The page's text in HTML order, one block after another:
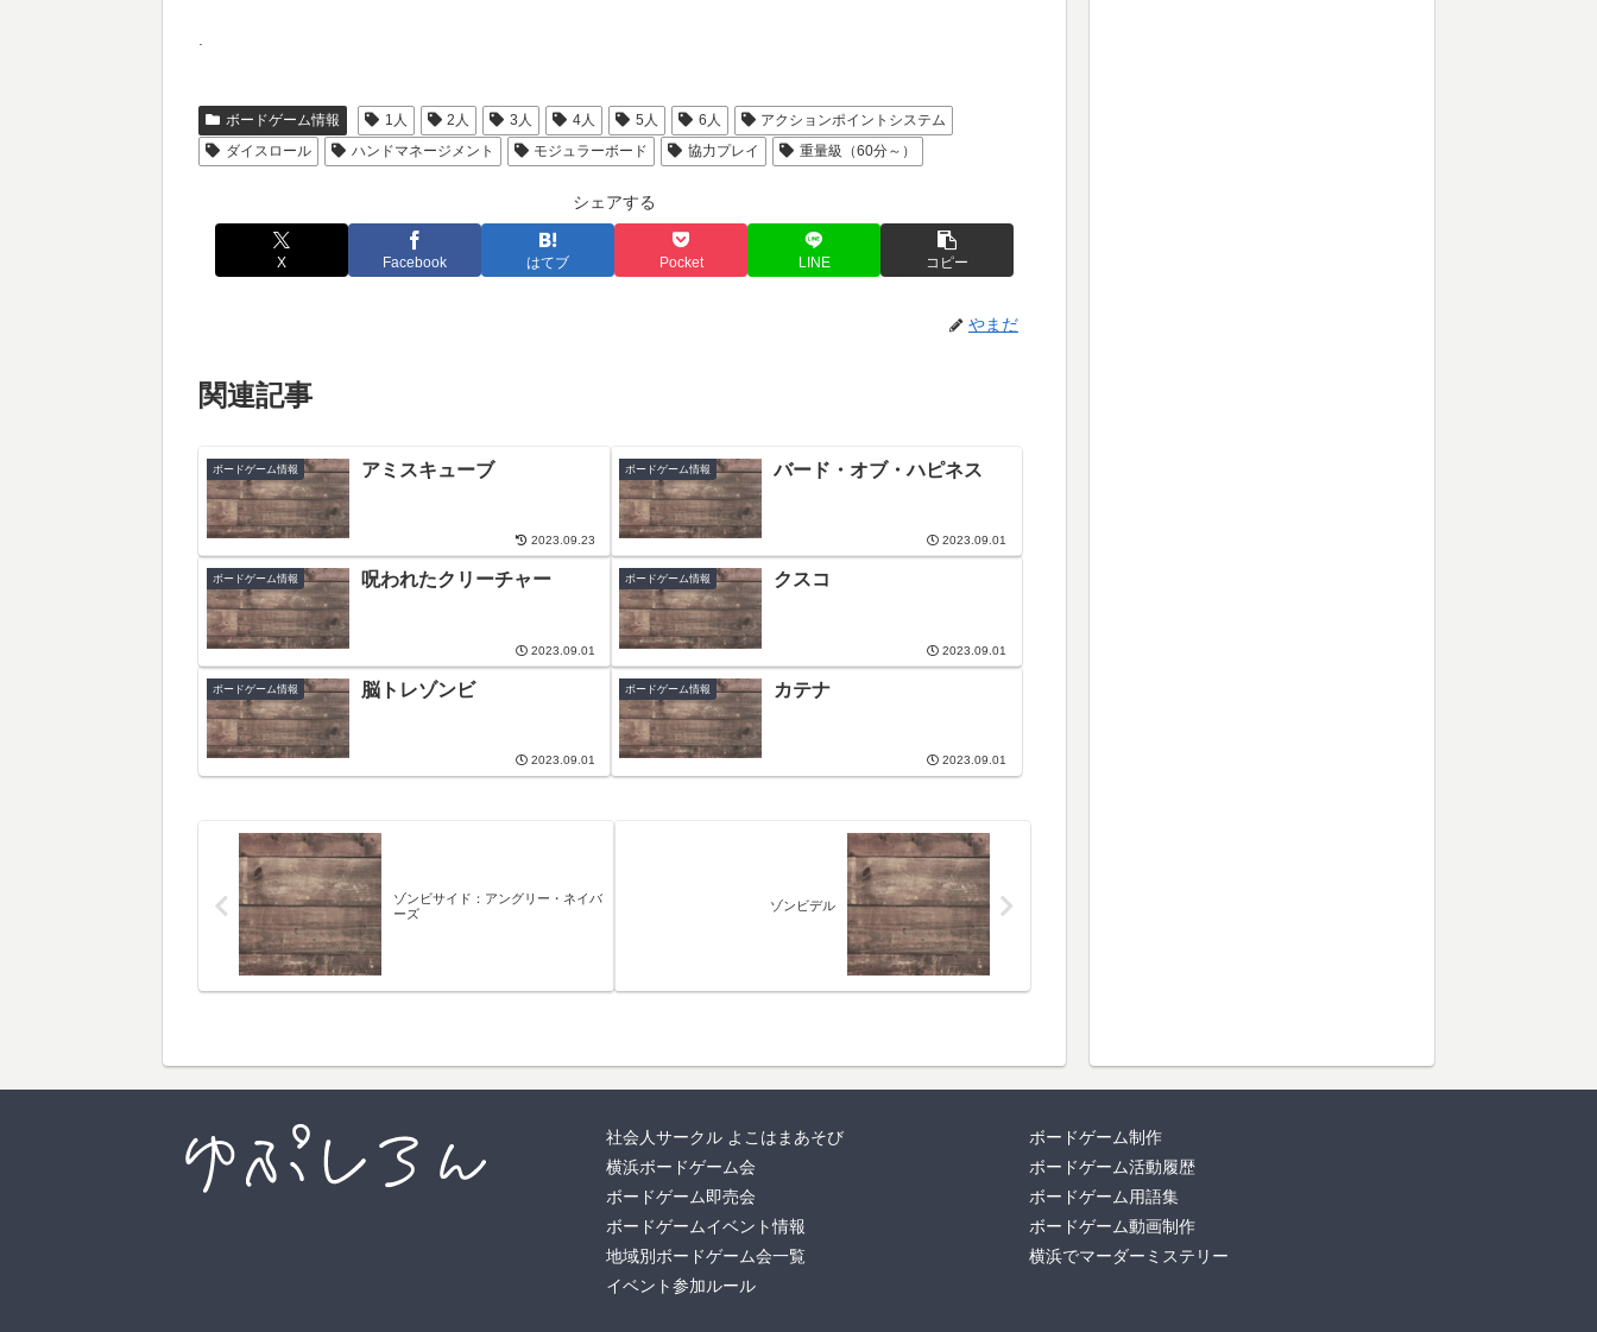
.
ボードゲーム情報 1人 2人 3人 4人 5人 6人
アクションポイントシステム
ダイスロール
ハンドマネージメント モジュラーボード 協力プレイ 重量級（60分～）
シェアする
X Facebook はてブ Pocket LINE コピー
やまだ
関連記事
ボードゲーム情報 アミスキューブ
2023.09.23
ボードゲーム情報 バード・オブ・ハピネス
2023.09.01
ボードゲーム情報 呪われたクリーチャー
2023.09.01
ボードゲーム情報 クスコ
2023.09.01
ボードゲーム情報 脳トレゾンビ
2023.09.01
ボードゲーム情報 カテナ
2023.09.01
ゾンビサイド：アングリー・ネイバ
ーズ
ゾンビデル
社会人サークル よこはまあそび
横浜ボードゲーム会
ボードゲーム即売会
ボードゲームイベント情報
地域別ボードゲーム会一覧
イベント参加ルール
ボードゲーム制作
ボードゲーム活動履歴
ボードゲーム用語集
ボードゲーム動画制作
横浜でマーダーミステリー